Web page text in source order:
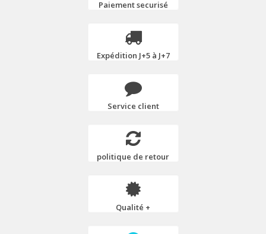
Paiement securisé
Expédition J+5 à J+7
Service client
politique de retour
Qualité +